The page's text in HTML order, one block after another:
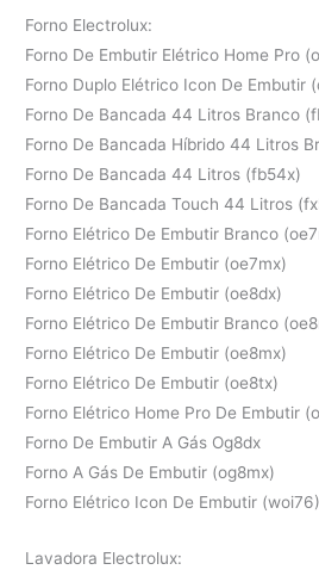
Forno Electrolux:
Forno De Embutir Elétrico Home Pro
Forno Duplo Elétrico Icon De Embutir
Forno De Bancada 44 Litros Branco
Forno De Bancada Híbrido 44 Litros
Forno De Bancada 44 Litros (fb54x)
Forno De Bancada Touch 44 Litros
Forno Elétrico De Embutir Branco
Forno Elétrico De Embutir (oe7mx)
Forno Elétrico De Embutir (oe8dx)
Forno Elétrico De Embutir Branco
Forno Elétrico De Embutir (oe8mx)
Forno Elétrico De Embutir (oe8tx)
Forno Elétrico Home Pro De Embutir
Forno De Embutir A Gás Og8dx
Forno A Gás De Embutir (og8mx)
Forno Elétrico Icon De Embutir (woi76)
Lavadora Electrolux: